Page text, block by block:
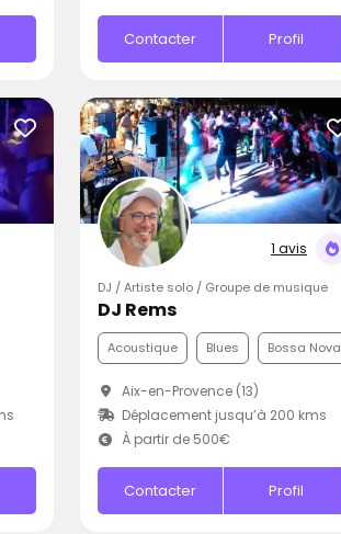
Contacter Profil
1 avis
DJ / Artiste solo / Groupe de musique
DJ Rems
Acoustique Blues Bossa Nova
Aix-en-Provence (13)
Déplacement jusqu’à 200 kms
À partir de 500€
Contacter Profil